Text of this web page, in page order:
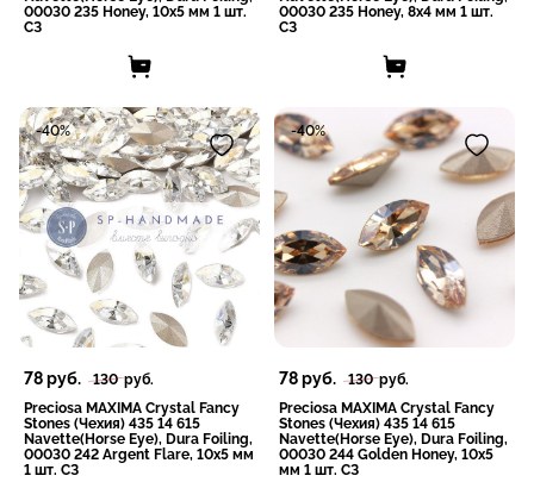
00030 235 Honey, 10x5 мм 1 шт.
СЗ
00030 235 Honey, 8x4 мм 1 шт.
СЗ
78руб. 130руб.
Preciosa MAXIMA Crystal Fancy
Stones (Чехия) 435 14 615
Navette(Horse Eye), Dura Foiling,
00030 242 Argent Flare, 10x5 мм
1 шт. СЗ
-40%
78руб. 130руб.
Preciosa MAXIMA Crystal Fancy
Stones (Чехия) 435 14 615
Navette(Horse Eye), Dura Foiling,
00030 244 Golden Honey, 10x5
мм 1 шт. СЗ
-40%